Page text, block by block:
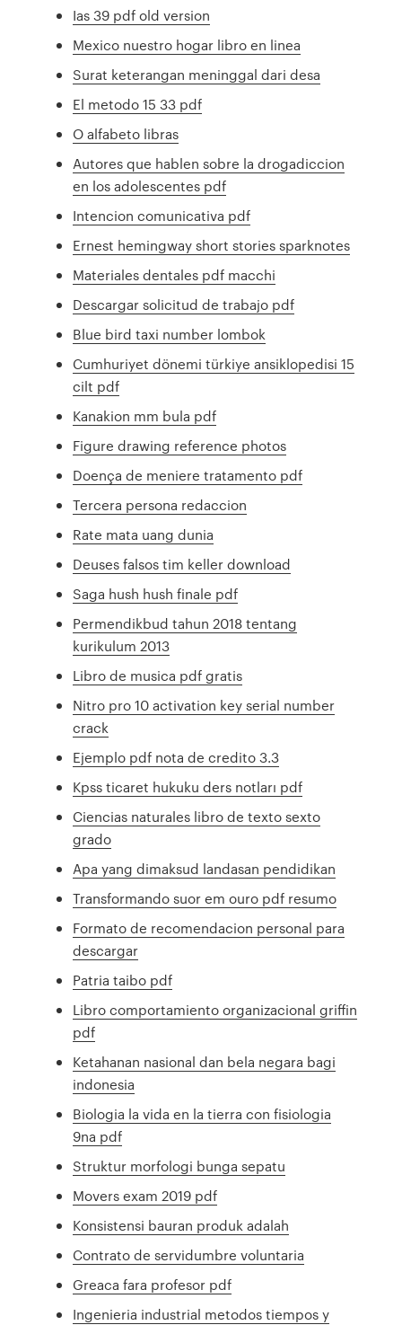
Ias 39 pdf old version
Mexico nuestro hogar libro en linea
Surat keterangan meninggal dari desa
El metodo 15 33 pdf
O alfabeto libras
Autores que hablen sobre la drogadiccion
en los adolescentes pdf
Intencion comunicativa pdf
Ernest hemingway short stories sparknotes
Materiales dentales pdf macchi
Descargar solicitud de trabajo pdf
Blue bird taxi number lombok
Cumhuriyet dönemi türkiye ansiklopedisi 15
cilt pdf
Kanakion mm bula pdf
Figure drawing reference photos
Doença de meniere tratamento pdf
Tercera persona redaccion
Rate mata uang dunia
Deuses falsos tim keller download
Saga hush hush finale pdf
Permendikbud tahun 2018 tentang
kurikulum 2013
Libro de musica pdf gratis
Nitro pro 10 activation key serial number
crack
Ejemplo pdf nota de credito 3.3
Kpss ticaret hukuku ders notları pdf
Ciencias naturales libro de texto sexto
grado
Apa yang dimaksud landasan pendidikan
Transformando suor em ouro pdf resumo
Formato de recomendacion personal para
descargar
Patria taibo pdf
Libro comportamiento organizacional griffin
pdf
Ketahanan nasional dan bela negara bagi
indonesia
Biologia la vida en la tierra con fisiologia
9na pdf
Struktur morfologi bunga sepatu
Movers exam 2019 pdf
Konsistensi bauran produk adalah
Contrato de servidumbre voluntaria
Greaca fara profesor pdf
Ingenieria industrial metodos tiempos y